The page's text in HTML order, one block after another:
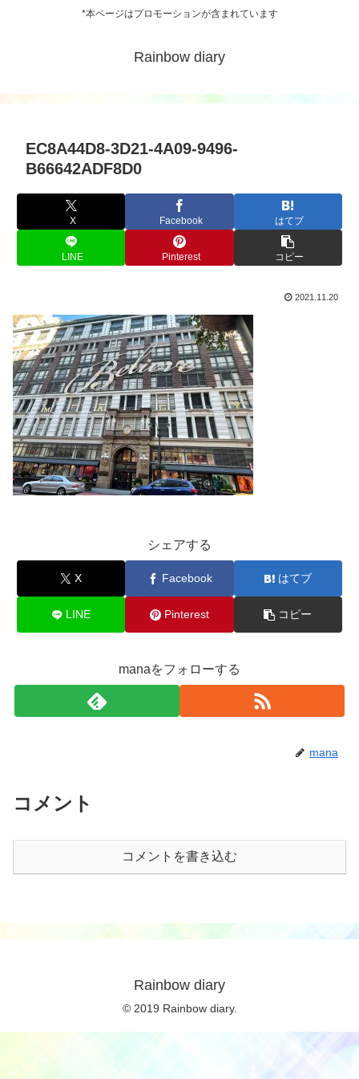
*本ページはプロモーションが含まれています
Rainbow diary
EC8A44D8-3D21-4A09-9496-
B66642ADF8D0
X Facebook はてブ
LINE Pinterest コピー
2021.11.20
シェアする
X Facebook はてブ
LINE Pinterest コピー
manaをフォローする
mana
コメント
コメントを書き込む
Rainbow diary
© 2019 Rainbow diary.